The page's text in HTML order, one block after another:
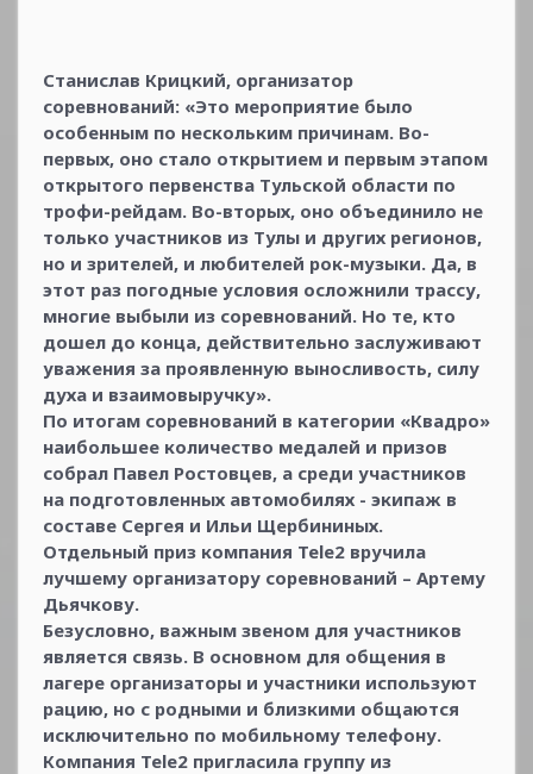
Станислав Крицкий, организатор
соревнований: «Это мероприятие было
особенным по нескольким причинам. Во-
первых, оно стало открытием и первым этапом
открытого первенства Тульской области по
трофи-рейдам. Во-вторых, оно объединило не
только участников из Тулы и других регионов,
но и зрителей, и любителей рок-музыки. Да, в
этот раз погодные условия осложнили трассу,
многие выбыли из соревнований. Но те, кто
дошел до конца, действительно заслуживают
уважения за проявленную выносливость, силу
духа и взаимовыручку».
По итогам соревнований в категории «Квадро»
наибольшее количество медалей и призов
собрал Павел Ростовцев, а среди участников
на подготовленных автомобилях - экипаж в
составе Сергея и Ильи Щербининых.
Отдельный приз компания Tele2 вручила
лучшему организатору соревнований – Артему
Дьячкову.
Безусловно, важным звеном для участников
является связь. В основном для общения в
лагере организаторы и участники используют
рацию, но с родными и близкими общаются
исключительно по мобильному телефону.
Компания Tele2 пригласила группу из